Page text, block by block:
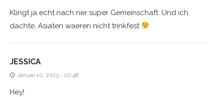
Klingt ja echt nach ner super Gemeinschaft. Und ich
dachte, Asiaten waeren nicht trinkfest
JESSICA
Januar 10, 2013 - 20:48
Hey!